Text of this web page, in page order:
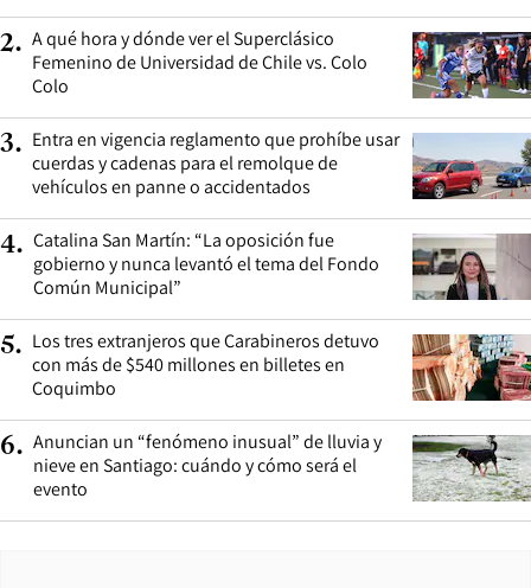
2. A qué hora y dónde ver el Superclásico
Femenino de Universidad de Chile vs. Colo
Colo
3. Entra en vigencia reglamento que prohíbe usar
cuerdas y cadenas para el remolque de
vehículos en panne o accidentados
4. Catalina San Martín: “La oposición fue
gobierno y nunca levantó el tema del Fondo
Común Municipal”
5. Los tres extranjeros que Carabineros detuvo
con más de $540 millones en billetes en
Coquimbo
6. Anuncian un “fenómeno inusual” de lluvia y
nieve en Santiago: cuándo y cómo será el
evento